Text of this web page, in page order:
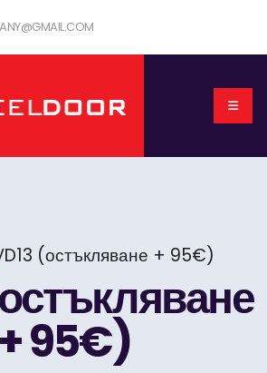
(остъкляване + 95€)
95€)